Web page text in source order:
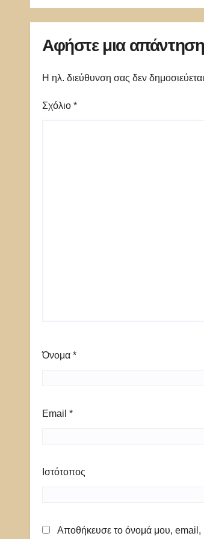
Αφήστε μια απάντηση
Η ηλ. διεύθυνση σας δεν
Σχόλιο *
Όνομα *
Email *
Ιστότοπος
Αποθήκευσε το όνομά μου, email,